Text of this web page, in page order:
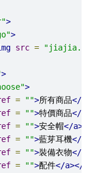
>
>
src =
>
>
= "">所有商品</
= "">特價商品</
= "">安全帽</
= "">藍芽耳機</
= "">裝備衣物</
= "">配件</a></